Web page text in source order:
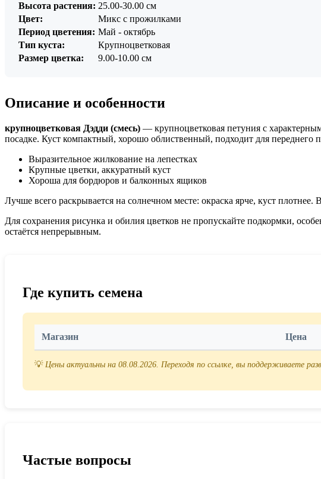
Высота растения: 25.00-30.00 см
Цвет:
Микс с прожилками
Период цветения: Май - октябрь
Тип куста:
Крупноцветковая
Размер цветка:
9.00-10.00 см
Описание и особенности
крупноцветковая Дэдди (смесь) — крупноцветковая петуния с
посадке. Куст компактный, хорошо облиственный, подходит для переднего
Выразительное жилкование на лепестках
Крупные цветки, аккуратный куст
Хороша для бордюров и балконных ящиков
Лучше всего раскрывается на солнечном месте: окраска ярче, куст
Для сохранения рисунка и обилия цветков не пропускайте подкормки,
остаётся непрерывным.
Где купить семена
Магазин Цена
💡 Цены актуальны на 08.08.2026. Переходя по ссылке, вы поддерживаете
Частые вопросы